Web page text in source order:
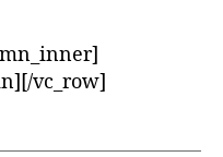
vc_row]